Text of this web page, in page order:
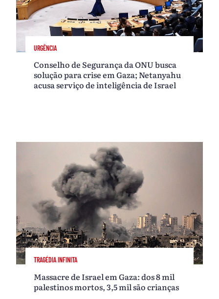
URGÊNCIA
Conselho de Segurança da ONU busca
solução para crise em Gaza; Netanyahu
acusa serviço de inteligência de Israel
TRAGÉDIA INFINITA
Massacre de Israel em Gaza: dos 8 mil
palestinos mortos, 3,5 mil são crianças